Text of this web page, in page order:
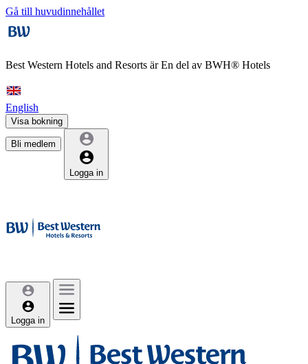
Gå till huvudinnehållet
Best Western Hotels and Resorts ärEn del av BWH® Hotels
English
Visa bokning
Bli medlem
Logga in
Logga in